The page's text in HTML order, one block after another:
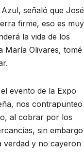
señaló que José
firme, eso es muy
la vida de los
María Olivares, tomé
evento de la Expo
nos contrapunteo
al cobrar por los
sin embargo
verdad y no cayeron